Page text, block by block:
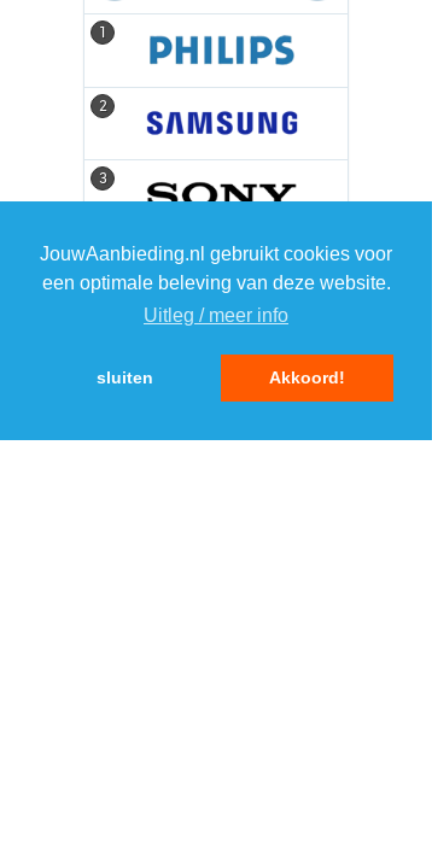
JouwAanbieding.nl gebruikt cookies voor
een optimale beleving van deze website.
Uitleg / meer info
sluiten Akkoord!
1
2
3
4 4